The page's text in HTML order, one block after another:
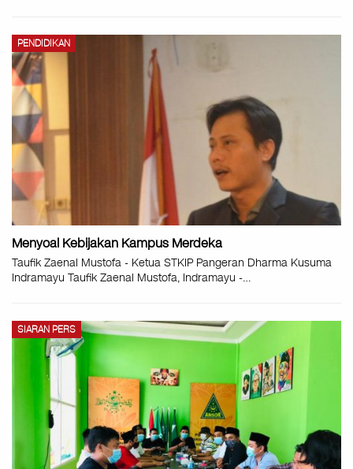
PENDIDIKAN
Menyoal Kebijakan Kampus Merdeka
Taufik Zaenal Mustofa - Ketua STKIP Pangeran Dharma Kusuma
Indramayu Taufik Zaenal Mustofa, Indramayu -…
SIARAN PERS